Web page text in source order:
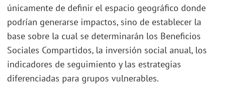
únicamente de definir el espacio geográfico donde
podrían generarse impactos, sino de establecer la
base sobre la cual se determinarán los Beneficios
Sociales Compartidos, la inversión social anual, los
indicadores de seguimiento y las estrategias
diferenciadas para grupos vulnerables.